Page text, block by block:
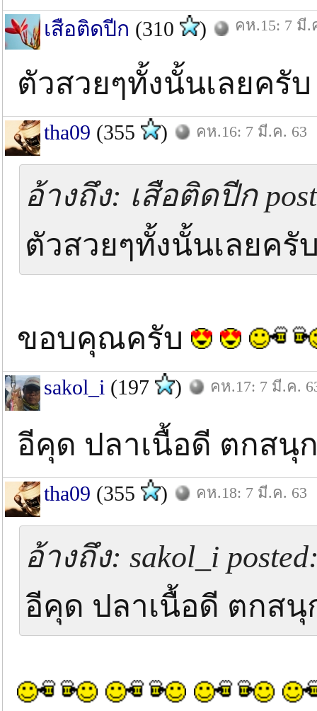
เสือติดปีก (310 ) คห.15: 7 มี.
ตัวสวยๆทั้งนั้นเลยครั
tha09 (355 ) คห.16: 7 มี.ค. 63
อ้างถึง: เสือติดปีก
ตัวสวยๆทั้งนั้นเลยค
ขอบคุณครับ
sakol_i (197 ) คห.17: 7 มี.ค.
อีคุด ปลาเนื้อดี ตกส
tha09 (355 ) คห.18: 7 มี.ค. 63
อ้างถึง: sakol_i
อีคุด ปลาเนื้อดี ตกส